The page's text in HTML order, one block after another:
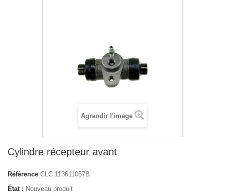
Agrandir l'image
Cylindre récepteur avant
Référence CLC 113611057B
État : Nouveau produit